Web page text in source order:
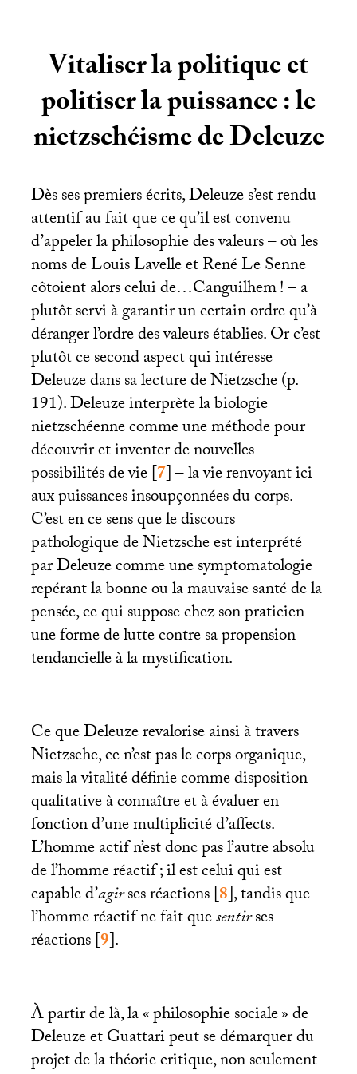
Vitaliser la politique et
politiser la puissance : le
nietzschéisme de Deleuze
Dès ses premiers écrits, Deleuze s’est rendu
attentif au fait que ce qu’il est convenu
d’appeler la philosophie des valeurs – où les
noms de Louis Lavelle et René Le Senne
côtoient alors celui de…Canguilhem! – a
plutôt servi à garantir un certain ordre qu’à
déranger l’ordre des valeurs établies. Or c’est
plutôt ce second aspect qui intéresse
Deleuze dans sa lecture de Nietzsche (p.
191). Deleuze interprète la biologie
nietzschéenne comme une méthode pour
découvrir et inventer de nouvelles
possibilités de vie[7]– la vie renvoyant ici
aux puissances insoupçonnées du corps.
C’est en ce sens que le discours
pathologique de Nietzsche est interprété
par Deleuze comme une symptomatologie
repérant la bonne ou la mauvaise santé de la
pensée, ce qui suppose chez son praticien
une forme de lutte contre sa propension
tendancielle à la mystification.
Ce que Deleuze revalorise ainsi à travers
Nietzsche, ce n’est pas le corps organique,
mais la vitalité définie comme disposition
qualitative à connaître et à évaluer en
fonction d’une multiplicité d’affects.
L’homme actif n’est donc pas l’autre absolu
de l’homme réactif; il est celui qui est
capable d’agirses réactions[8], tandis que
l’homme réactif ne fait quesentirses
réactions[9].
À partir de là, la «philosophie sociale» de
Deleuze et Guattari peut se démarquer du
projet de la théorie critique, non seulement